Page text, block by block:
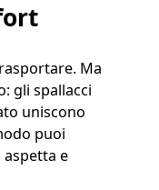
Ma
gli spallacci
uniscono
puoi
e